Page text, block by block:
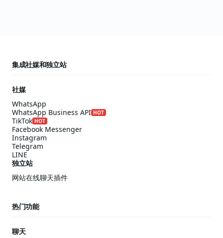
集成社媒和独立站
社媒
WhatsApp
WhatsApp Business API HOT
TikTok HOT
Facebook Messenger
Instagram
Telegram
LINE
独立站
网站在线聊天插件
热门功能
聊天